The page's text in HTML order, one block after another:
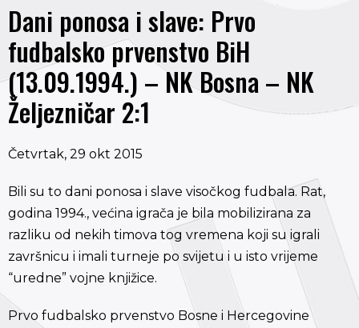
Dani ponosa i slave: Prvo
fudbalsko prvenstvo BiH
(13.09.1994.) – NK Bosna – NK
Željezničar 2:1
Četvrtak, 29 okt 2015
Bili su to dani ponosa i slave visočkog fudbala. Rat,
godina 1994., većina igrača je bila mobilizirana za
razliku od nekih timova tog vremena koji su igrali
završnicu i imali turneje po svijetu i u isto vrijeme
“uredne” vojne knjižice.
Prvo fudbalsko prvenstvo Bosne i Hercegovine